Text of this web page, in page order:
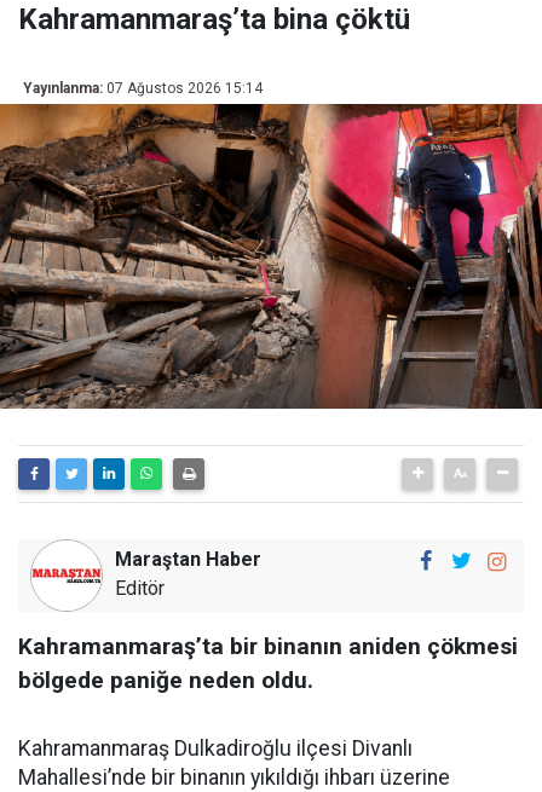
Kahramanmaraş’ta bina çöktü
Yayınlanma: 07 Ağustos 2026 15:14
Maraştan Haber
Editör
Kahramanmaraş’ta bir binanın aniden çökmesi
bölgede paniğe neden oldu.
Kahramanmaraş Dulkadiroğlu ilçesi Divanlı
Mahallesi’nde bir binanın yıkıldığı ihbarı üzerine